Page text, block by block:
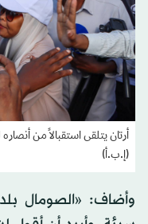
أرتان يتلقى استقبالاً من
(إ.ب.أ)
وأضاف: «الصومال